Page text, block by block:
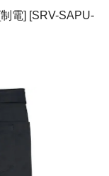
電] [SRV-SAPU-